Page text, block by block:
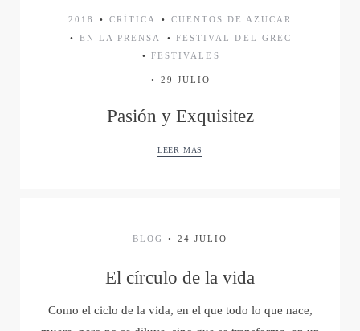
AL IGUAL QUE TÚ
D´MADRUGÁ
CUENTOS DE
CARNE Y HUESO
YERBAGÜENA
2018 CRÍTICA
CUENTOS DE AZUCAR
EN LA PRENSA
FESTIVAL DEL GREC
FESTIVALES
29 JULIO
Pasión y Exquisitez
LEER MÁS
BLOG 24 JULIO
El círculo de la vida
Como el ciclo de la vida, en el que todo lo que nace,